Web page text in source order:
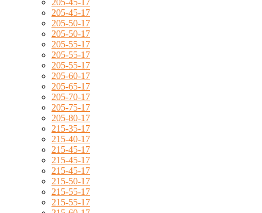
205-45-17
205-45-17
205-50-17
205-50-17
205-55-17
205-55-17
205-55-17
205-60-17
205-65-17
205-70-17
205-75-17
205-80-17
215-35-17
215-40-17
215-45-17
215-45-17
215-45-17
215-50-17
215-55-17
215-55-17